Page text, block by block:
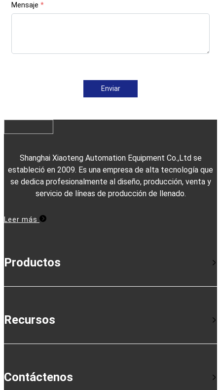
Mensaje *
Enviar
Shanghai Xiaoteng Automation Equipment Co.,Ltd se
estableció en 2009. Es una empresa de alta tecnología que
se dedica profesionalmente al diseño, producción, venta y
servicio de líneas de producción de llenado.
Leer más
Productos
Recursos
Contáctenos